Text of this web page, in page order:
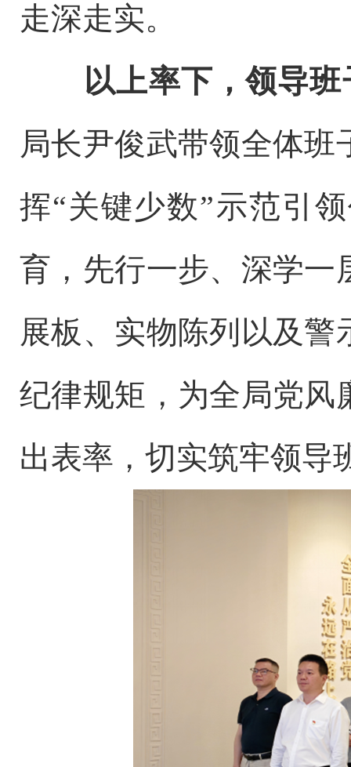
走深走实。
以上率下，领导
局长尹俊武带领全体
挥“关键少数”示范引
育，先行一步、深学一
展板、实物陈列以及
纪律规矩，为全局党风
出表率，切实筑牢领导